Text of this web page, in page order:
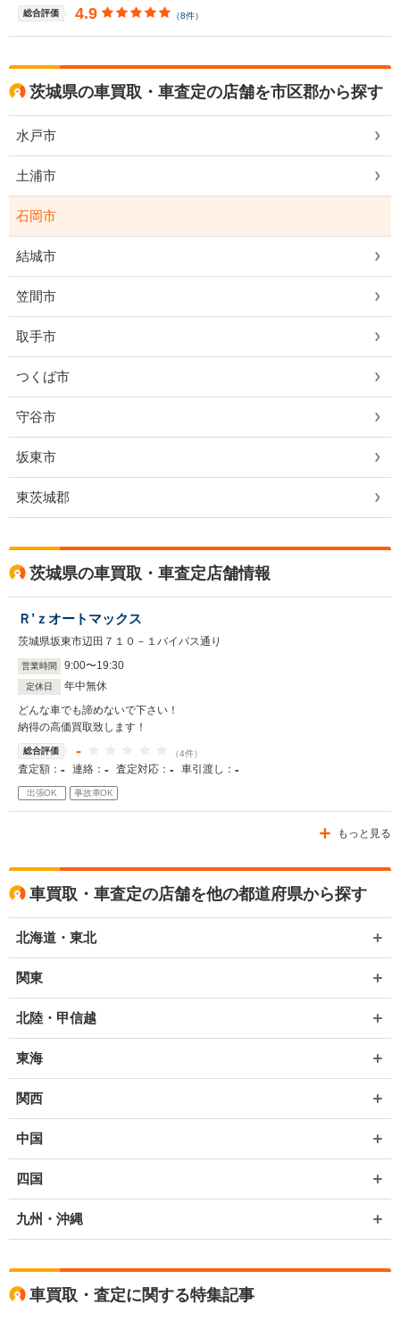
総合評価 4.9 （8件）
茨城県の車買取・車査定の店舗を市区郡から探す
水戸市
土浦市
石岡市
結城市
笠間市
取手市
つくば市
守谷市
坂東市
東茨城郡
茨城県の車買取・車査定店舗情報
Ｒ’ｚオートマックス
茨城県坂東市辺田７１０－１バイパス通り
営業時間 9:00〜19:30
定休日
年中無休
どんな車でも諦めないで下さい！
納得の高価買取致します！
総合評価 - （4件）
査定額： - 連絡： - 査定対応： - 車引渡し： -
出張OK 事故車OK
もっと見る
車買取・車査定の店舗を他の都道府県から探す
北海道・東北
関東
北陸・甲信越
東海
関西
中国
四国
九州・沖縄
車買取・査定に関する特集記事